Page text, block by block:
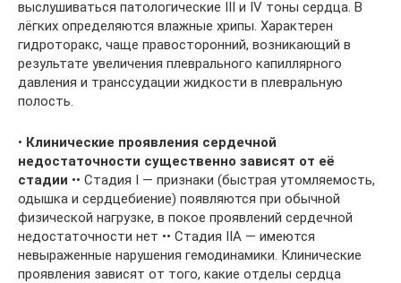
выслушиваться патологические III и IV тоны сердца. В
лёгких определяются влажные хрипы. Характерен
гидроторакс, чаще правосторонний, возникающий в
результате увеличения плеврального капиллярного
давления и транссудации жидкости в плевральную
полость.
• Клинические проявления сердечной
недостаточности существенно зависят от её
стадии •• Стадия I — признаки (быстрая утомляемость,
одышка и сердцебиение) появляются при обычной
физической нагрузке, в покое проявлений сердечной
недостаточности нет •• Стадия IIА — имеются
невыраженные нарушения гемодинамики. Клинические
проявления зависят от того, какие отделы сердца